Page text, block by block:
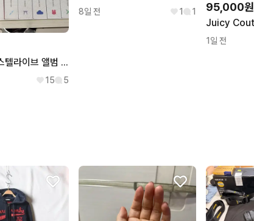
스타트레일 스텔라이브 앨범 개당 (리제 리코 부키 시로 타비팔림)
15 5
8일 전 1 1 95,000원
1일 전